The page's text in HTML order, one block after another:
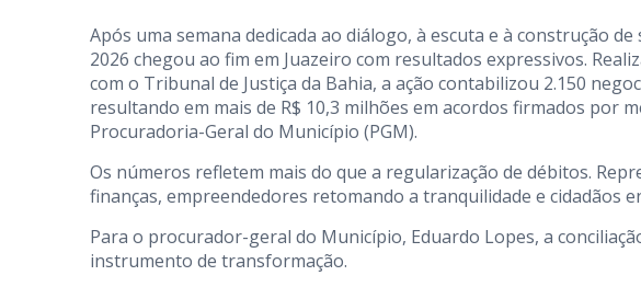
Após uma semana dedicada ao diálogo, à escuta e à construção
2026 chegou ao fim em Juazeiro com resultados expressivos.
com o Tribunal de Justiça da Bahia, a ação contabilizou 2.150
resultando em mais de R$ 10,3 milhões em acordos firmados por
Procuradoria-Geral do Município (PGM).
Os números refletem mais do que a regularização de débitos.
finanças, empreendedores retomando a tranquilidade e cidadãos
Para o procurador-geral do Município, Eduardo Lopes, a
instrumento de transformação.